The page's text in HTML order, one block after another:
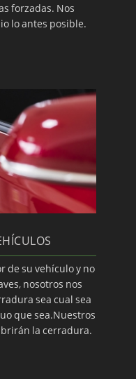
forzadas. Nos
lo antes posible.
de su vehículo y no
nosotros nos
sea cual sea
que sea.Nuestros
la cerradura.